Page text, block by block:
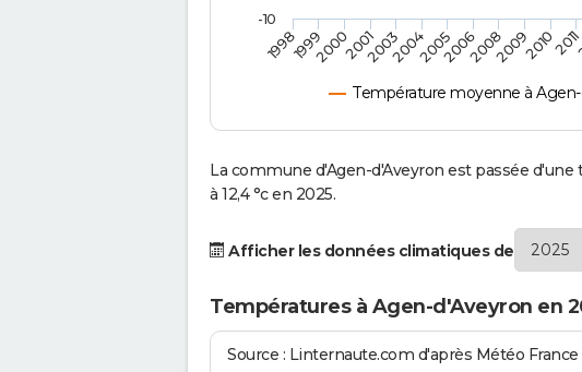
Température moyenne à
199819992000200120032004200520062008200920102011
-10
La commune d'Agen-d'Aveyron est passée
à 12,4 °c en 2025.
Afficher les données climatiques de
Températures à Agen-d'Aveyron en
Source : Linternaute.com d'après Météo France